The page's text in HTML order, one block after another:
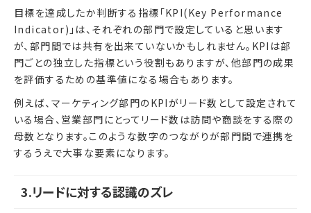
目標を達成したか判断する指標「KPI(Key Performance
Indicator)」は、それぞれの部門で設定していると思います
が、部門間では共有を出来ていないかもしれません。KPIは部
門ごとの独立した指標という役割もありますが、他部門の成果
を評価するための基準値になる場合もあります。
例えば、マーケティング部門のKPIがリード数として設定されて
いる場合、営業部門にとってリード数は訪問や商談をする際の
母数となります。このような数字のつながりが部門間で連携を
するうえで大事な要素になります。
3.リードに対する認識のズレ